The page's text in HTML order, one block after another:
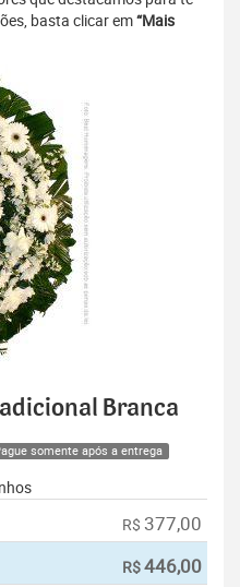
basta clicar em“Mais
Branca
somente após a entrega
R$ 377,00
R$446,00